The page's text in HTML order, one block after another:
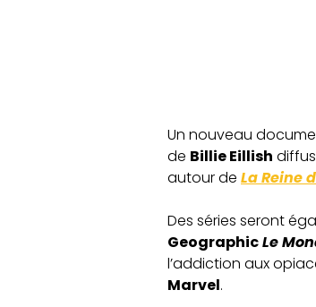
Un nouveau
de Billie Eillish
autour de La Reine
Des séries seront
GeographicLe
l’addiction aux
Marvel.